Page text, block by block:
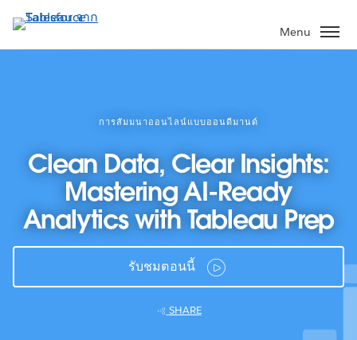
ไป
ที่
Menu
การสัมมนาออนไลน์แบบออนดีมานด์
Clean Data, Clear Insights:
Mastering AI-Ready
Analytics with Tableau Prep
รับชมตอนนี้
SHARE